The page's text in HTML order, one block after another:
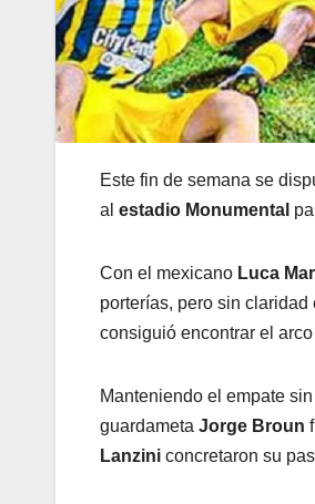
Este fin de semana se
al estadio Monumental
Con el mexicano Luca
porterías, pero sin
consiguió encontrar el
Manteniendo el empate
guardameta Jorge Broun
Lanzini concretaron su